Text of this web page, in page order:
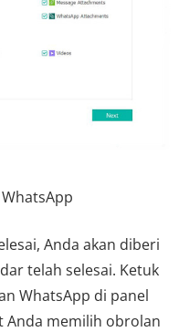
Anda akan diberi
telah selesai. Ketuk
WhatsApp di panel
Anda memilih obrolan